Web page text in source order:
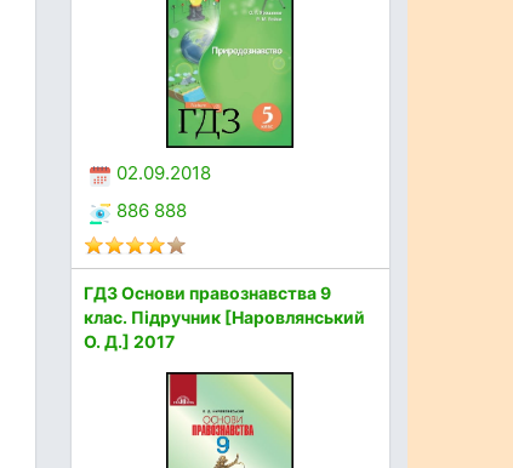
02.09.2018
886 888
ГДЗ Основи правознавства 9
клас. Підручник [Наровлянський
О. Д.] 2017